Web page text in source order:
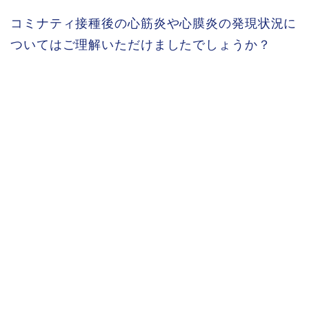
コミナティ接種後の心筋炎や心膜炎の発現状況に
ついてはご理解いただけましたでしょうか？